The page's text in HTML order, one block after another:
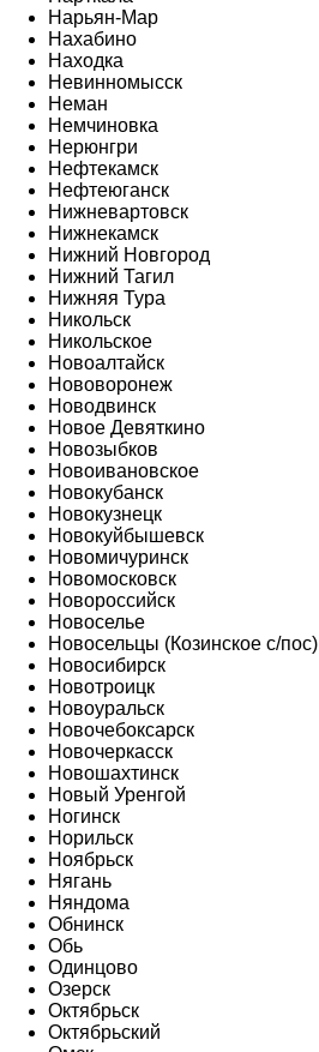
Нарьян-Мар
Нахабино
Находка
Невинномысск
Неман
Немчиновка
Нерюнгри
Нефтекамск
Нефтеюганск
Нижневартовск
Нижнекамск
Нижний Новгород
Нижний Тагил
Нижняя Тура
Никольск
Никольское
Новоалтайск
Нововоронеж
Новодвинск
Новое Девяткино
Новозыбков
Новоивановское
Новокубанск
Новокузнецк
Новокуйбышевск
Новомичуринск
Новомосковск
Новороссийск
Новоселье
Новосельцы (Козинское с/пос)
Новосибирск
Новотроицк
Новоуральск
Новочебоксарск
Новочеркасск
Новошахтинск
Новый Уренгой
Ногинск
Норильск
Ноябрьск
Нягань
Няндома
Обнинск
Обь
Одинцово
Озерск
Октябрьск
Октябрьский